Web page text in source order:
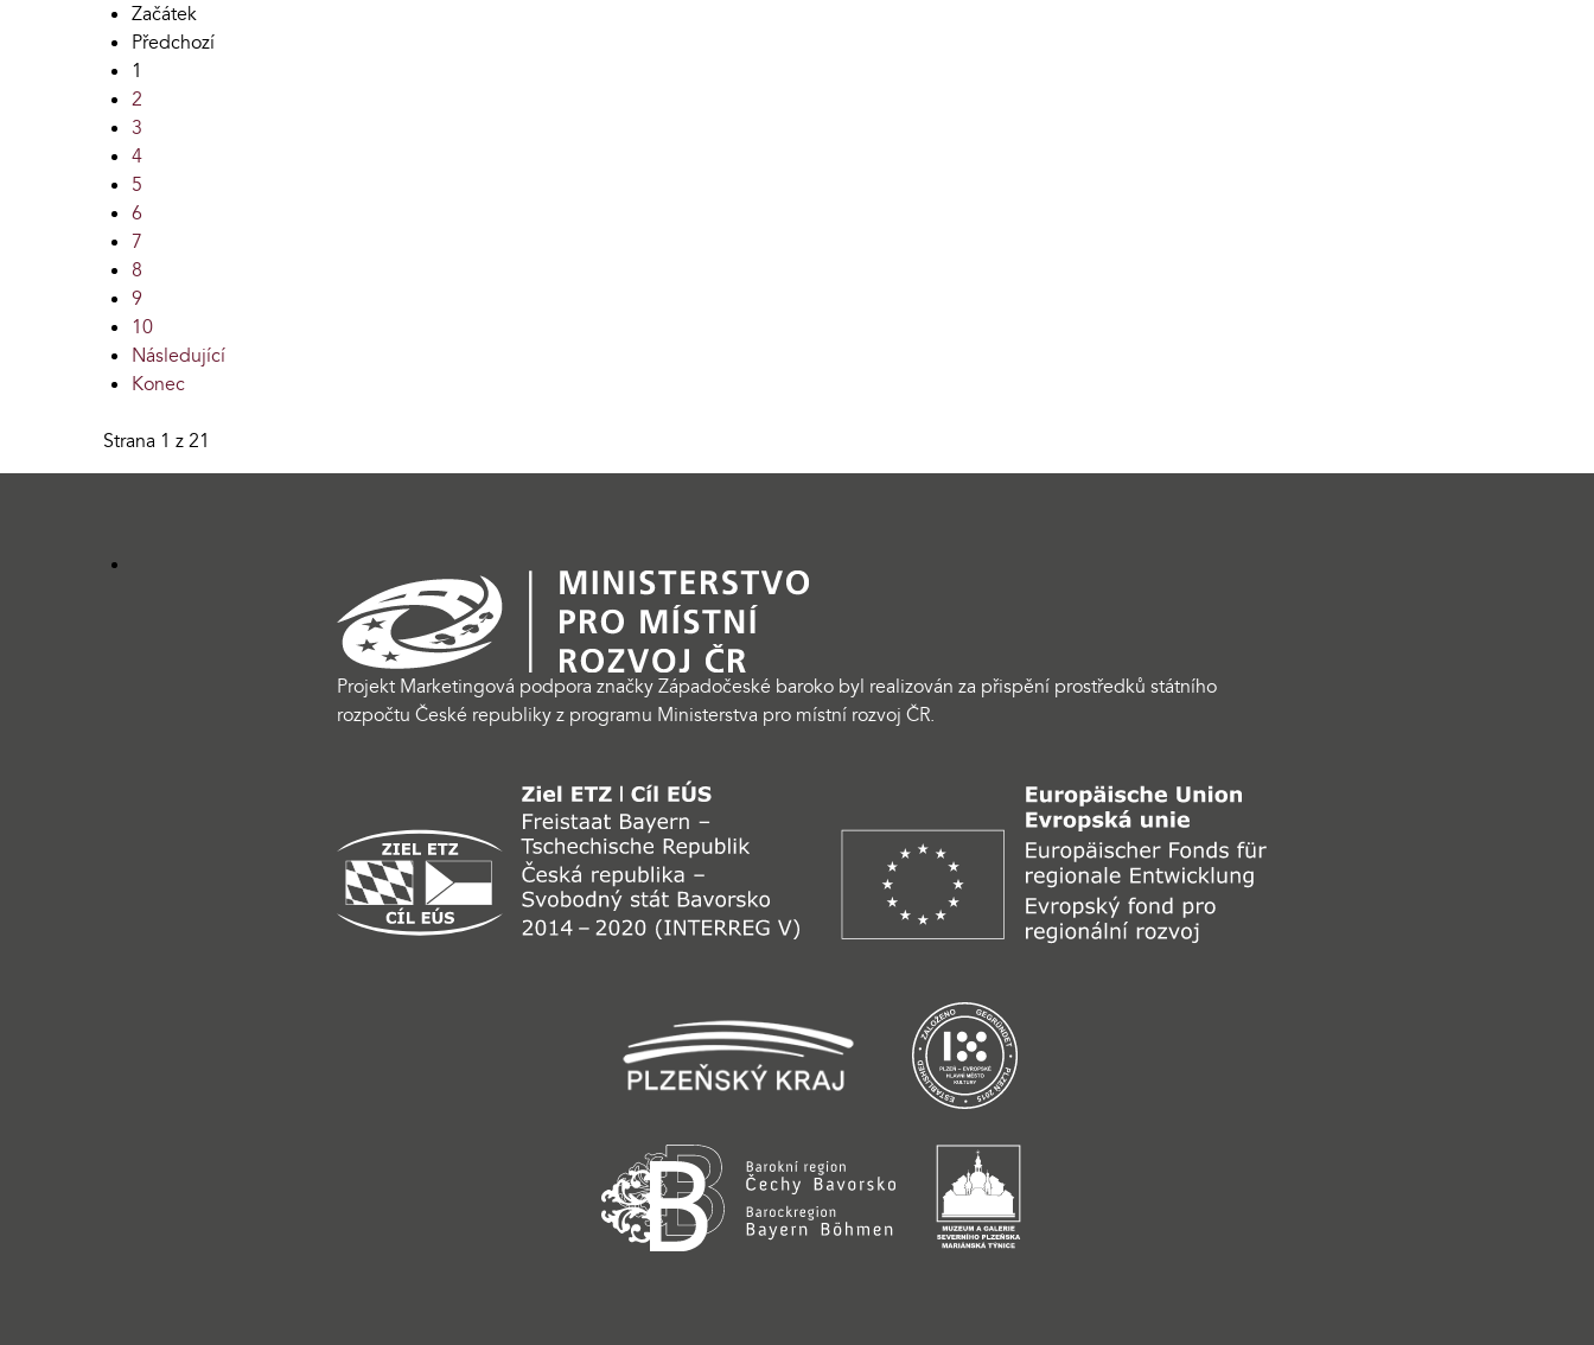
Začátek
Předchozí
1
2
3
4
5
6
7
8
9
10
Následující
Konec
Strana 1 z 21
Projekt Marketingová podpora značky Západočeské baroko byl realizován za přispění prostředků státního
rozpočtu České republiky z programu Ministerstva pro místní rozvoj ČR.